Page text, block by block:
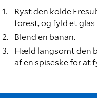
Ryst den kolde
forest, og fyld et
Blend en banan.
Hæld langsomt den
af en spiseske for at